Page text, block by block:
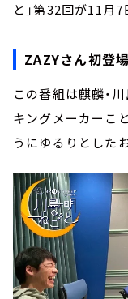
と」第32回が11月
ZAZYさん初登場
この番組は麒麟・
キングメーカーこ
うにゆるりとした